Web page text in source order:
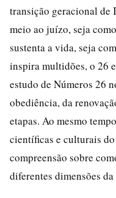
transição geracional de
meio ao juízo, seja
sustenta a vida, seja
inspira multidões, o 26
estudo de Números 26
obediência, da
etapas. Ao mesmo
científicas e culturais
compreensão sobre
diferentes dimensões